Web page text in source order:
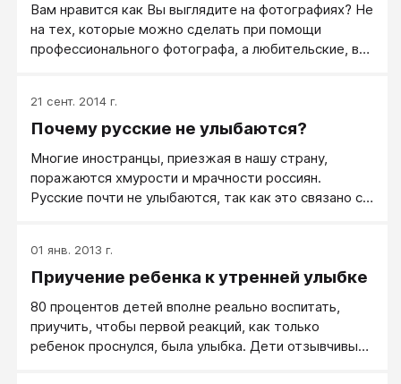
начнём бить тревогу: что-то не так с ребёнком, не
заболел ли…
Вам нравится как Вы выглядите на фотографиях? Не
на тех, которые можно сделать при помощи
профессионального фотографа, а любительские, в
удивлялись тому, что на фото лицо, на Вас не
похожее. Неудачная мимика на лице - это Ваша
21 сент. 2014 г.
Почему русские не улыбаются?
Многие иностранцы, приезжая в нашу страну,
поражаются хмурости и мрачности россиян. ​​
Русские почти не улыбаются, так как это связано с
Востоке.Рассказывает Исиф Стернин, доктор
филологических наук, директор Центра
«Улыбка в русском коммуникативном поведении»:
01 янв. 2013 г.
Приучение ребенка к утренней улыбке
80 процентов детей вполне реально воспитать,
приучить, чтобы первой реакций, как только
ребенок проснулся, была улыбка. Дети отзывчивы